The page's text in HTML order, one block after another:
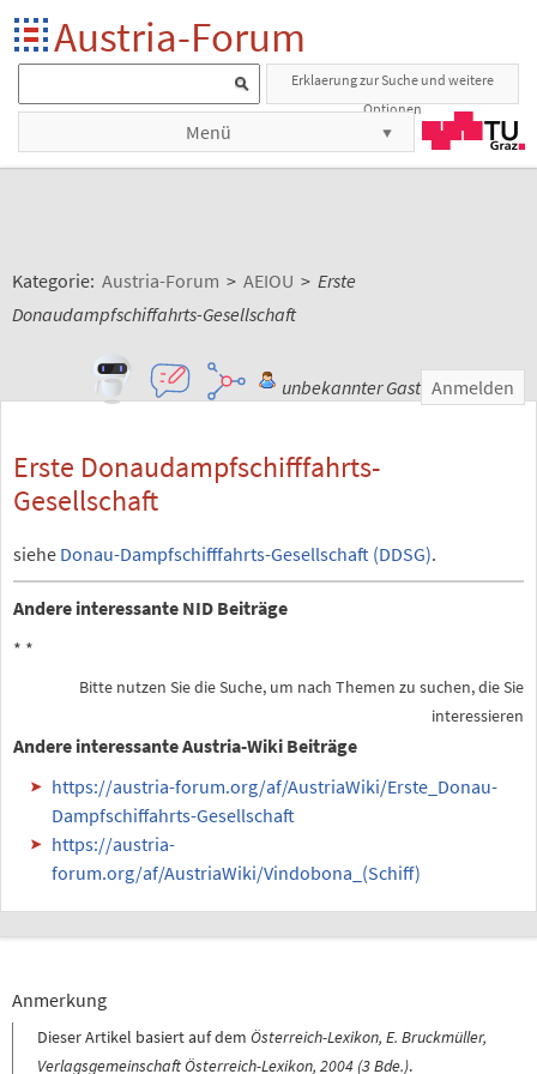
Austria-Forum
Erklaerung zur Suche und weitere
Optionen
Menü
Kategorie: Austria-Forum > AEIOU > Erste
Donaudampfschiffahrts-Gesellschaft
unbekannter Gast Anmelden
Erste Donaudampfschifffahrts-
Gesellschaft
siehe Donau-Dampfschifffahrts-Gesellschaft (DDSG).
Andere interessante NID Beiträge
* *
Bitte nutzen Sie die Suche, um nach Themen zu suchen, die Sie
interessieren
Andere interessante Austria-Wiki Beiträge
https://austria-forum.org/af/AustriaWiki/Erste_Donau-
Dampfschiffahrts-Gesellschaft
https://austria-
forum.org/af/AustriaWiki/Vindobona_(Schiff)
Anmerkung
Dieser Artikel basiert auf dem Österreich-Lexikon, E. Bruckmüller,
Verlagsgemeinschaft Österreich-Lexikon, 2004 (3 Bde.).